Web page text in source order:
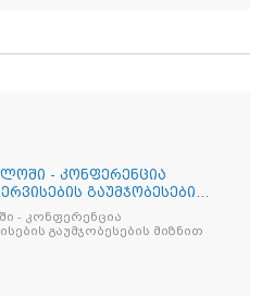
- კონფერენცია
გაუმჯობესების
- კონფერენცია
გაუმჯობესების მიზნით